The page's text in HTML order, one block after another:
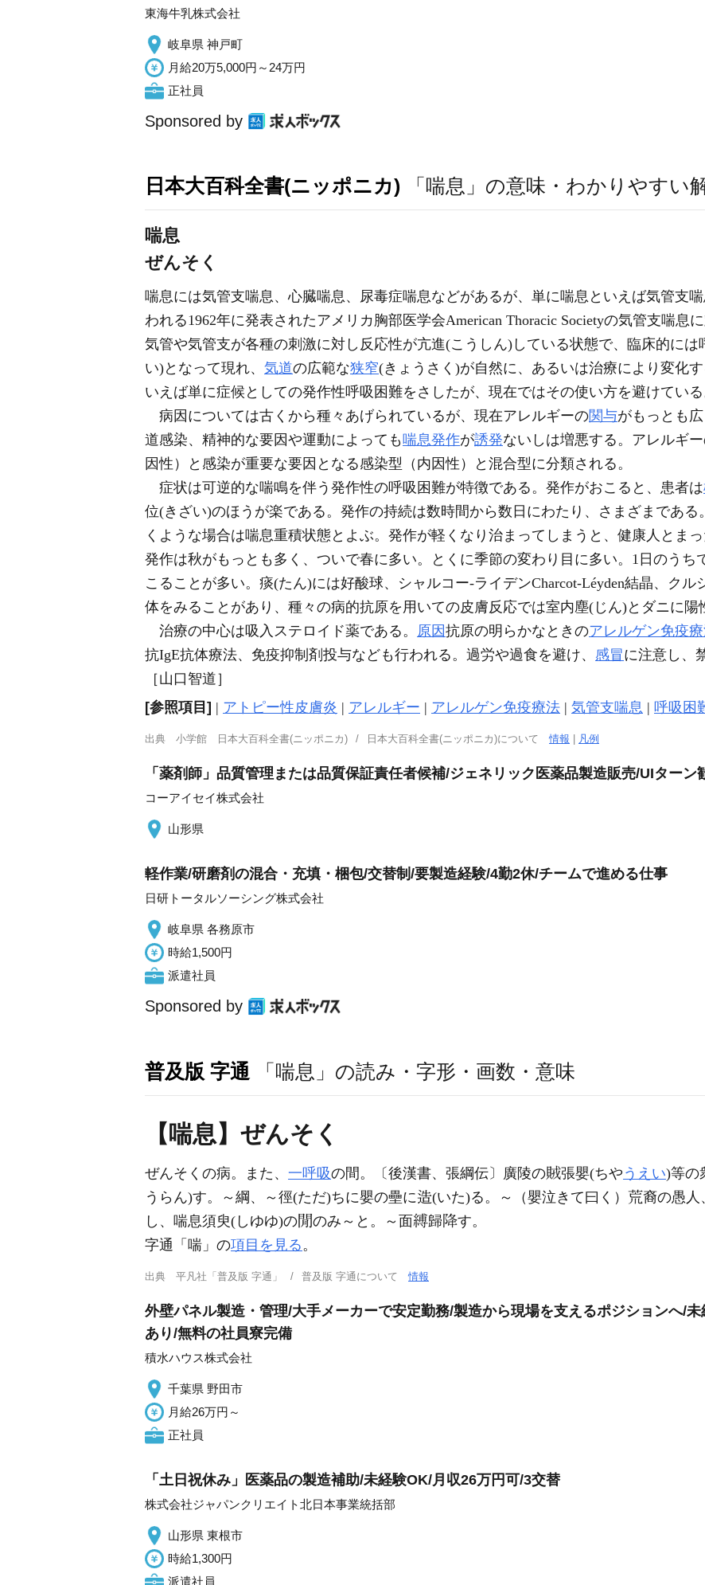
東海牛乳株式会社
岐阜県 神戸町
月給20万5,000円～24万円
正社員
Sponsored by
日本大百科全書(ニッポニカ) 「喘息」の意味・わかりやすい
喘息
ぜんそく
喘息には気管支喘息、心臓喘息、尿毒症喘息などがあるが、単に喘息といえば気管支
われる1962年に発表されたアメリカ胸部医学会American Thoracic Societyの気管支喘息
気管や気管支が各種の刺激に対し反応性が亢進(こうしん)している状態で、臨床的には
い)となって現れ、 気道の広範な狭窄(きょうさく)が自然に、あるいは治療により変化
いえば単に症候としての発作性呼吸困難をさしたが、現在ではその使い方を避けている
病因については古くから種々あげられているが、現在アレルギーの関与がもっとも
道感染、精神的な要因や運動によっても喘息発作が誘発ないしは増悪する。アレルギ
因性）と感染が重要な要因となる感染型（内因性）と混合型に分類される。
症状は可逆的な喘鳴を伴う発作性の呼吸困難が特徴である。発作がおこると、患者は
位(きざい)のほうが楽である。発作の持続は数時間から数日にわたり、さまざまであ
くような場合は喘息重積状態とよぶ。発作が軽くなり治まってしまうと、健康人とま
発作は秋がもっとも多く、ついで春に多い。とくに季節の変わり目に多い。1日のうち
こることが多い。痰(たん)には好酸球、シャルコー‐ライデンCharcot-Léyden結晶、クル
体をみることがあり、種々の病的抗原を用いての皮膚反応では室内塵(じん)とダニに陽
治療の中心は吸入ステロイド薬である。 原因抗原の明らかなときのアレルゲン免疫
抗IgE抗体療法、免疫抑制剤投与なども行われる。過労や過食を避け、 感冒に注意し、
［山口智道］
[参照項目] | アトピー性皮膚炎 | アレルギー | アレルゲン免疫療法 | 気管支喘息 | 呼吸困
出典 小学館 日本大百科全書(ニッポニカ) 日本大百科全書(ニッポニカ)について情報 凡例
「薬剤師」品質管理または品質保証責任者候補/ジェネリック医薬品製造販売/UIターン
コーアイセイ株式会社
山形県
軽作業/研磨剤の混合・充填・梱包/交替制/要製造経験/4勤2休/チームで進める仕事
日研トータルソーシング株式会社
岐阜県 各務原市
時給1,500円
派遣社員
Sponsored by
普及版 字通 「喘息」の読み・字形・画数・意味
【喘息】ぜんそく
ぜんそくの病。また、 一呼吸の間。〔後漢書、張綱伝〕廣陵の 張嬰(ちや うえい)等の
うらん)す。～綱、～徑(ただ)ちに嬰の壘に
(いた)る。～（嬰泣きて曰く） 裔の愚人
し、喘息須臾(しゆゆ)の
のみ～と。～面 歸
す。
字通「喘」の項目を見る 。
出典 平凡社「普及版 字通」 普及版 字通について情報
外壁パネル製造・管理/大手メーカーで安定勤務/製造から現場を支えるポジションへ/
あり/無料の社員寮完備
積水ハウス株式会社
千葉県 野田市
月給26万円～
正社員
「土日祝休み」医薬品の製造補助/未経験OK/月収26万円可/3交替
株式会社ジャパンクリエイト北日本事業統括部
山形県 東根市
時給1,300円
派遣社員